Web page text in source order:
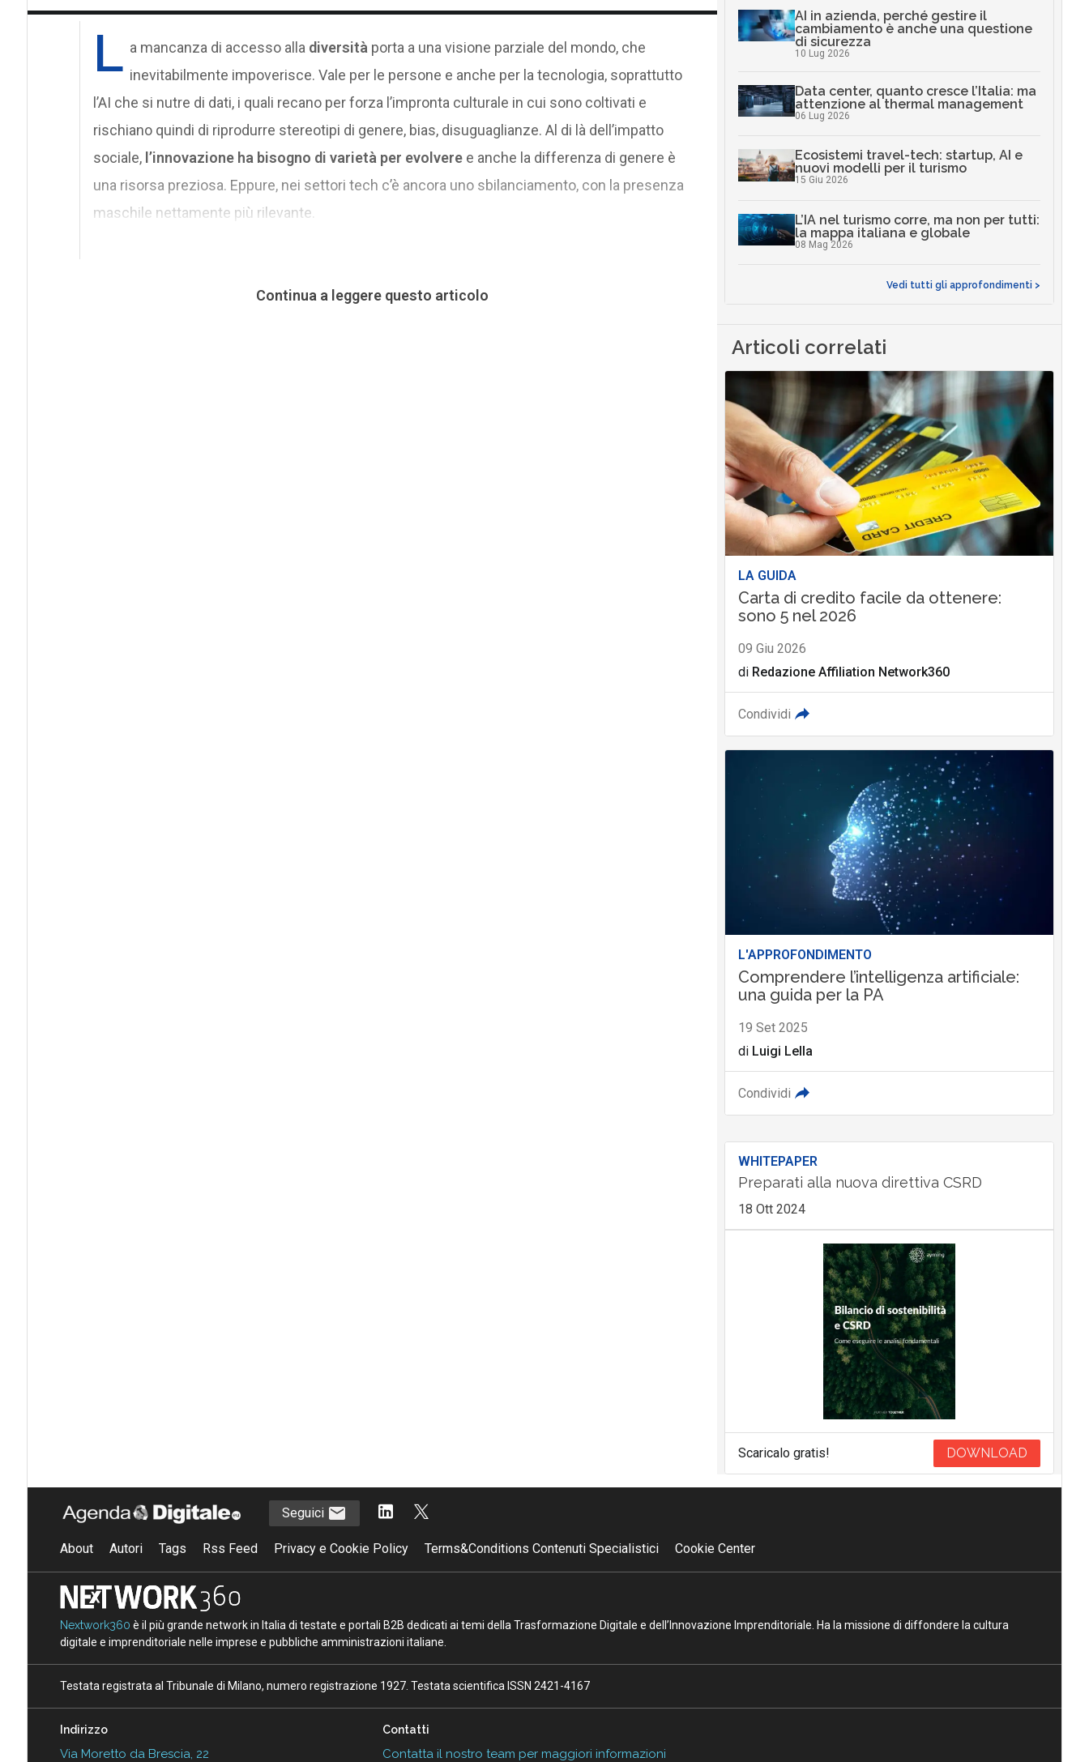
L a mancanza di accesso alla diversità porta a una visione parziale del mondo, che
inevitabilmente impoverisce. Vale per le persone e anche per la tecnologia, soprattutto
l’AI che si nutre di dati, i quali recano per forza l’impronta culturale in cui sono coltivati e
rischiano quindi di riprodurre stereotipi di genere, bias, disuguaglianze. Al di là dell’impatto
sociale, l’innovazione ha bisogno di varietà per evolveree anche la differenza di genere è
una risorsa preziosa. Eppure, nei settori tech c’è ancora uno sbilanciamento, con la presenza
maschile nettamente più rilevante.
Continua a leggere questo articolo
AI in azienda, perché gestire il
cambiamento è anche una questione
di sicurezza
10 Lug 2026
Data center, quanto cresce l’Italia: ma
attenzione al thermal management
06 Lug 2026
Ecosistemi travel-tech: startup, AI e
nuovi modelli per il turismo
15 Giu 2026
L’IA nel turismo corre, ma non per tutti:
la mappa italiana e globale
08 Mag 2026
Vedi tutti gli approfondimenti >
Articoli correlati
LA GUIDA
Carta di credito facile da ottenere:
sono 5 nel 2026
09 Giu 2026
di Redazione Affiliation Network360
Condividi
L'APPROFONDIMENTO
Comprendere l’intelligenza artificiale:
una guida per la PA
19 Set 2025
di Luigi Lella
Condividi
WHITEPAPER
Preparati alla nuova direttiva CSRD
18 Ott 2024
Scaricalo gratis! DOWNLOAD
Seguici
About Autori Tags Rss Feed Privacy e Cookie Policy Terms&Conditions Contenuti Specialistici Cookie Center
Nextwork360 è il più grande network in Italia di testate e portali B2B dedicati ai temi della Trasformazione Digitale e dell’Innovazione Imprenditoriale. Ha la missione di diffondere la cultura
digitale e imprenditoriale nelle imprese e pubbliche amministrazioni italiane.
Testata registrata al Tribunale di Milano, numero registrazione 1927. Testata scientifica ISSN 2421-4167
Indirizzo
Via Moretto da Brescia, 22
Contatti
Contatta il nostro team per maggiori informazioni